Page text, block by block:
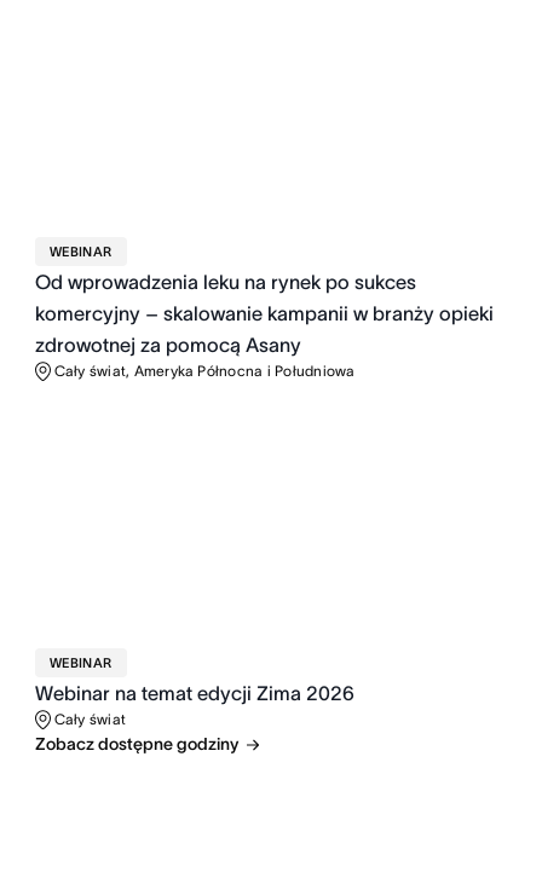
WEBINAR
Od wprowadzenia leku na rynek po sukces
komercyjny – skalowanie kampanii w branży opieki
zdrowotnej za pomocą Asany
Cały świat, Ameryka Północna i Południowa
WEBINAR
Webinar na temat edycji Zima 2026
Cały świat
Zobacz dostępne godziny